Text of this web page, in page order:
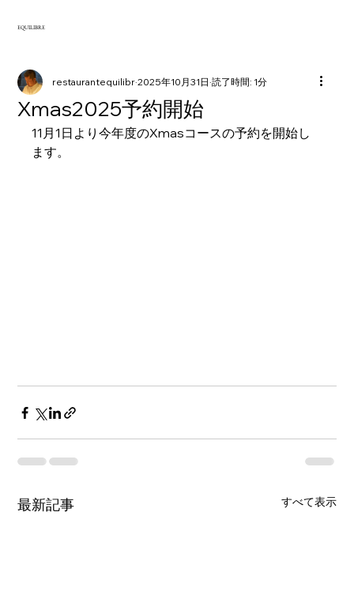
EQUILIBRE
Xmas2025予約開始
restaurantequilibr 2025年10月31日 読了時間: 1分
11月1日より今年度のXmasコースの予約を開始し
ます。
最新記事 すべて表示